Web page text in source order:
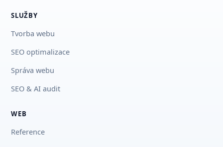
SLUŽBY
Tvorba webu
SEO optimalizace
Správa webu
SEO & AI audit
WEB
Reference